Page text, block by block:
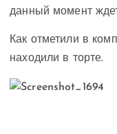
данный момент
Как отметили в
находили в торте.